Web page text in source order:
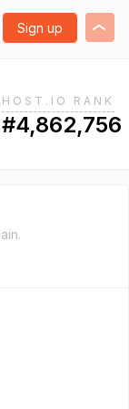
Sign up
HOST.IO RANK
#4,862,756